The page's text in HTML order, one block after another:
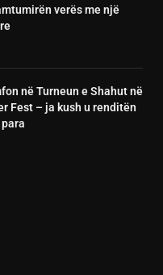
verës me një
në Turneun e Shahut në
Fest – ja kush u renditën